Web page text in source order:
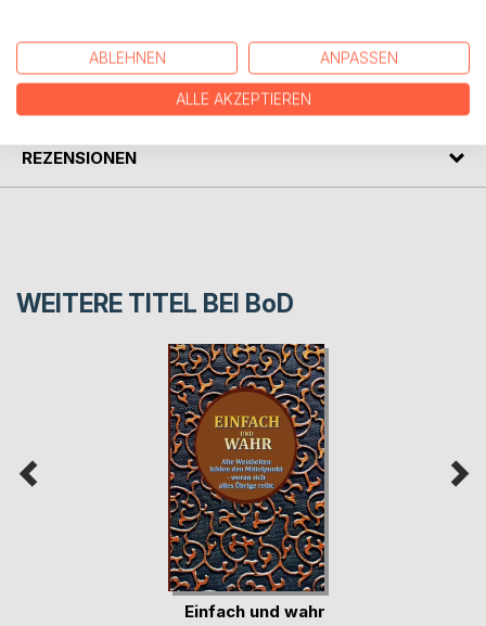
AUTOR/IN
REZENSIONEN
WEITERE TITEL BEI BoD
Einfach und wahr
ABLEHNEN ANPASSEN
ALLE AKZEPTIEREN